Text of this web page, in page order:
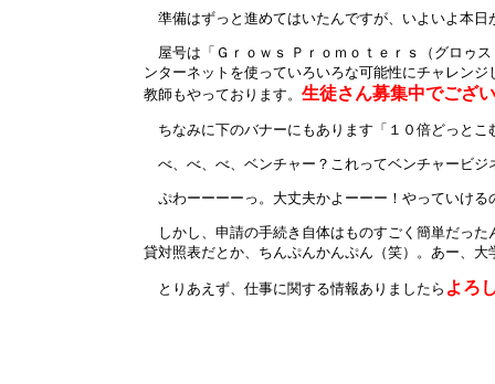
準備はずっと進めてはいたんですが、いよいよ本日
屋号は「Ｇｒｏｗｓ Ｐｒｏｍｏｔｅｒｓ（グロゥ
ンターネットを使っていろいろな可能性にチャレン
教師もやっております。 生徒さん募集中でござ
ちなみに下のバナーにもあります「１０倍どっとこ
べ、べ、べ、ベンチャー？これってベンチャービジ
ぷわーーーーっ。大丈夫かよーーー！やっていける
しかし、申請の手続き自体はものすごく簡単だっ
貸対照表だとか、ちんぷんかんぷん（笑）。あー、
とりあえず、仕事に関する情報ありましたら よろ